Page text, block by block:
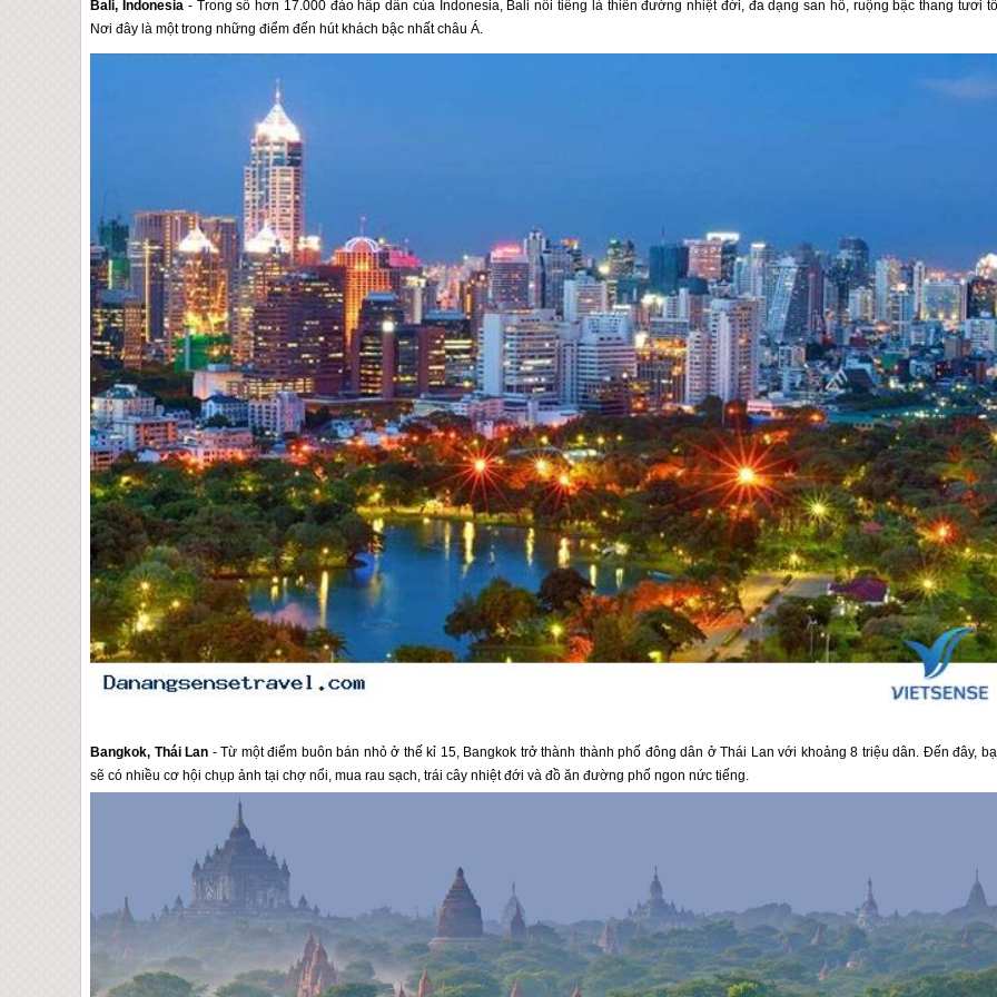
Bali, Indonesia - Trong số hơn 17.000 đảo hấp dẫn của Indonesia, Bali nổi tiếng là thiên đường nhiệt đới, đa dạng san hô, ruộng bậc thang tươi
Nơi đây là một trong những điểm đến hút khách bậc nhất châu Á.
Bangkok, Thái Lan - Từ một điểm buôn bán nhỏ ở thế kỉ 15, Bangkok trở thành thành phố đông dân ở Thái Lan với khoảng 8 triệu dân. Đến đây,
sẽ có nhiều cơ hội chụp ảnh tại chợ nổi, mua rau sạch, trái cây nhiệt đới và đồ ăn đường phố ngon nức tiếng.